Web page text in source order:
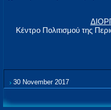
Κέντρο Πολιτισμού της
30 November 2017